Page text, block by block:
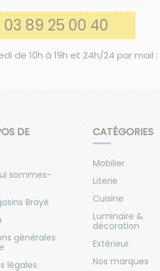
03 89 25 00 40
de 10h à 19h et 24h/24 par mail :
DE
sommes-
Brayé
générales
légales
CATÉGORIES
Mobilier
Literie
Cuisine
Luminaire &
décoration
Extérieur
Nos marques